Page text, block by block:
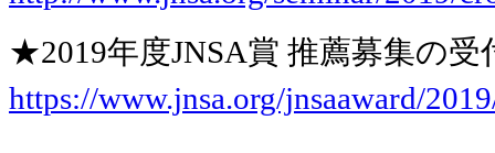
★2019年度JNSA賞 推薦募集の
https://www.jnsa.org/jnsaaward/